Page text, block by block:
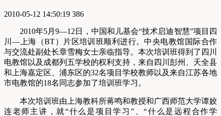
2010-05-12 14:50:19 386
2010年5月9—12日，中国和儿基会“技术启迪智慧”项目四
川—上海（BT）片区培训班顺利进行。中央电教馆国际合作
与交流处副处长章雪梅女士亲临指导。本次培训班得到了四川
电教馆以及成都列五学校的权利支持，来自四川彭州、天全县
和上海嘉定区、浦东区的32名项目学校教师以及来自江苏各地
市电教馆的18名同志参加了培训班学习。
本次培训班由上海教科所蒋鸣和教授和广西师范大学谭姣
连老师主讲，就“什么是项目学习”、“什么是远程合作学